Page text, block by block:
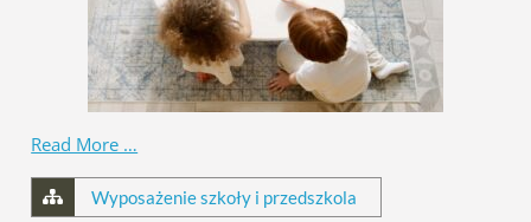
Read More …
Wyposażenie szkoły i przedszkola